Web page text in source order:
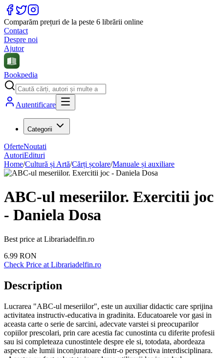
Comparăm prețuri de la peste 6 librării online
Contact
Despre noi
Ajutor
Bookpedia
Autentificare
Categorii
OferteNoutati
AutoriEdituri
Home/Cultură și Artă/Cărți școlare/Manuale și auxiliare
ABC-ul meseriilor. Exercitii joc
- Daniela Dosa
Best price at Librariadelfin.ro
6.99 RON
Check Price at Librariadelfin.ro
Description
Lucrarea "ABC-ul meseriilor", este un auxiliar didactic care sprijina
activitatea instructiv-educativa in gradinita. Educatoarele vor gasi in
aceasta carte o serie de sarcini, adecvate varstei si preocuparilor
copiilor prescolari, prin care acestia fac cunostinta cu diferite profesii
sau isi completeaza cunostintele despre ele si, totodata, abordeaza
aspecte ale lumii inconjuratoare dintr-o perspectiva interdisciplinara.